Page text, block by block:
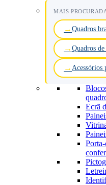
MAIS
Quadros
Quadros
Acessórios
Ecrã